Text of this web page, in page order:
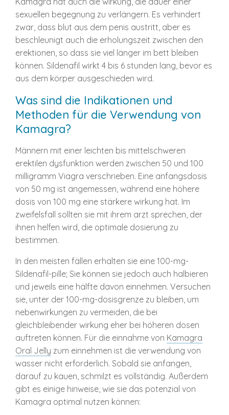
sexuellen begegnung zu verlängern. Es verhindert
zwar, dass blut aus dem penis austritt, aber es
beschleunigt auch die erholungszeit zwischen den
erektionen, so dass sie viel länger im bett bleiben
können. Sildenafil wirkt 4 bis 6 stunden lang, bevor es
aus dem körper ausgeschieden wird.
Was sind die Indikationen und
Methoden für die Verwendung von
Kamagra?
Männern mit einer leichten bis mittelschweren
erektilen dysfunktion werden zwischen 50 und 100
milligramm Viagra verschrieben. Eine anfangsdosis
von 50 mg ist angemessen, während eine höhere
dosis von 100 mg eine stärkere wirkung hat. Im
zweifelsfall sollten sie mit ihrem arzt sprechen, der
ihnen helfen wird, die optimale dosierung zu
bestimmen.
In den meisten fällen erhalten sie eine 100-mg-
Sildenafil-pille; Sie können sie jedoch auch halbieren
und jeweils eine hälfte davon einnehmen. Versuchen
sie, unter der 100-mg-dosisgrenze zu bleiben, um
nebenwirkungen zu vermeiden, die bei
gleichbleibender wirkung eher bei höheren dosen
auftreten können. Für die einnahme von Kamagra
Oral Jelly zum einnehmen ist die verwendung von
wasser nicht erforderlich. Sobald sie anfangen,
darauf zu kauen, schmilzt es vollständig. Außerdem
gibt es einige hinweise, wie sie das potenzial von
Kamagra optimal nutzen können: